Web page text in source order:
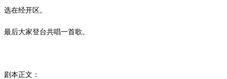
选在经开区。
最后大家登台共唱一首歌。
剧本正文：